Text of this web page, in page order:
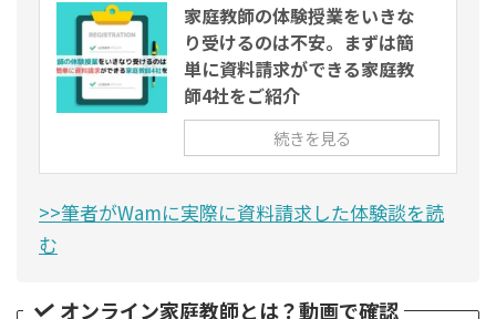
家庭教師の体験授業をいきな
り受けるのは不安。まずは簡
単に資料請求ができる家庭教
師4社をご紹介
続きを見る
>>筆者がWamに実際に資料請求した体験談を読
む
オンライン家庭教師とは？動画で確認